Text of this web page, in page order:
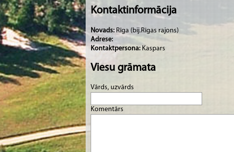
Kontaktinformācija
Novads: Rīga (bij.Rīgas rajons)
Adrese:
Kontaktpersona: Kaspars
Viesu grāmata
Vārds, uzvārds
Komentārs